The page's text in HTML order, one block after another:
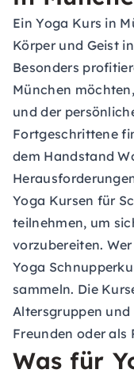
Ein Yoga Kurs in
Körper und Geist
Besonders
München
und der
Fortgeschrittene
dem Handstand
Yoga Kursen für
teilnehmen, um
vorzubereiten.
Yoga
sammeln. Die
Altersgruppen und
Freunden oder als
Was für